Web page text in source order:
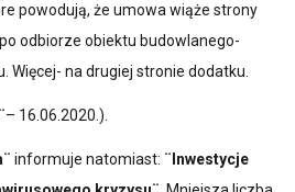
powodują, że umowa wiąże strony
odbiorze obiektu budowlanego-
Więcej- na drugiej stronie dodatku.
– 16.06.2020.).
informuje natomiast: ¨Inwestycje